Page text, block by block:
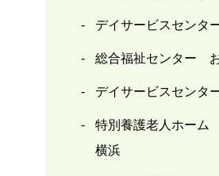
デイサービスセンタ
総合福祉センター
デイサービスセンタ
特別養護老人ホーム
横浜